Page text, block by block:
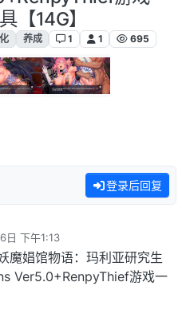
【14G】
养成 1 1 695
登录后回复
日 下午1:13
魔娼馆物语：玛利亚研究生
Ver5.0+RenpyThief游戏一